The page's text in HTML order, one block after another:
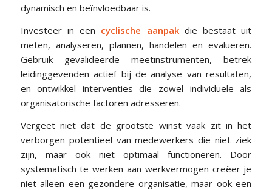
dynamisch en beïnvloedbaar is.
Investeer in een cyclische aanpakdie bestaat uit
meten, analyseren, plannen, handelen en evalueren.
Gebruik gevalideerde meetinstrumenten, betrek
leidinggevenden actief bij de analyse van resultaten,
en ontwikkel interventies die zowel individuele als
organisatorische factoren adresseren.
Vergeet niet dat de grootste winst vaak zit in het
verborgen potentieel van medewerkers die niet ziek
zijn, maar ook niet optimaal functioneren. Door
systematisch te werken aan werkvermogen creëer je
niet alleen een gezondere organisatie, maar ook een